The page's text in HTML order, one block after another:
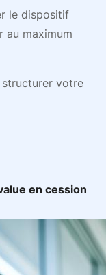
le dispositif
au maximum
structurer votre
en cession